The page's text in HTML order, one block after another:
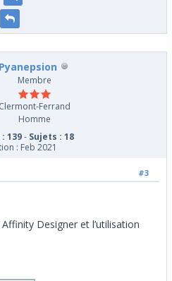
Pyanepsion
Membre
Clermont-Ferrand
Homme
139- Sujets : 18
: Feb 2021
#3
Designer et l’utilisation